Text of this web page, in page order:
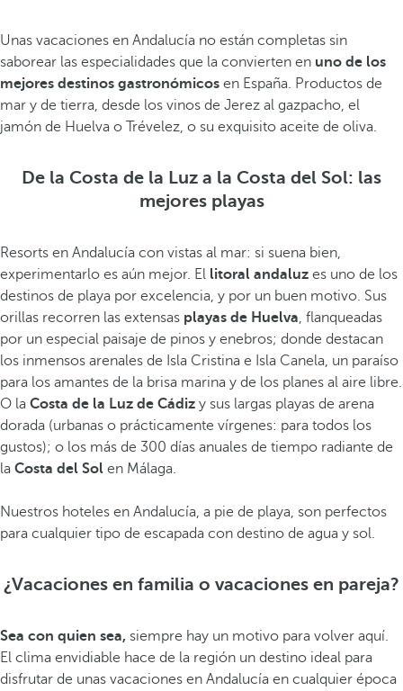
Unas vacaciones en Andalucía no están completas sin
saborear las especialidades que la convierten en uno de los
mejores destinos gastronómicos en España. Productos de
mar y de tierra, desde los vinos de Jerez al gazpacho, el
jamón de Huelva o Trévelez, o su exquisito aceite de oliva.
De la Costa de la Luz a la Costa del Sol: las
mejores playas
Resorts en Andalucía con vistas al mar: si suena bien,
experimentarlo es aún mejor. El litoral andaluz es uno de los
destinos de playa por excelencia, y por un buen motivo. Sus
orillas recorren las extensas playas de Huelva, flanqueadas
por un especial paisaje de pinos y enebros; donde destacan
los inmensos arenales de Isla Cristina e Isla Canela, un paraíso
para los amantes de la brisa marina y de los planes al aire libre.
O la Costa de la Luz de Cádiz y sus largas playas de arena
dorada (urbanas o prácticamente vírgenes: para todos los
gustos); o los más de 300 días anuales de tiempo radiante de
la Costa del Sol en Málaga.
Nuestros hoteles en Andalucía, a pie de playa, son perfectos
para cualquier tipo de escapada con destino de agua y sol.
¿Vacaciones en familia o vacaciones en pareja?
Sea con quien sea, siempre hay un motivo para volver aquí.
El clima envidiable hace de la región un destino ideal para
disfrutar de unas vacaciones en Andalucía en cualquier época